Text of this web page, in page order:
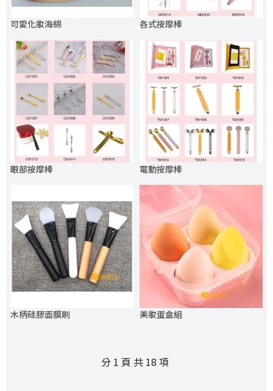
可愛化妝海綿 各式按摩棒
眼部按摩棒 電動按摩棒
木柄硅膠面膜刷 美妝蛋盒組
分 1 頁 共 18 項